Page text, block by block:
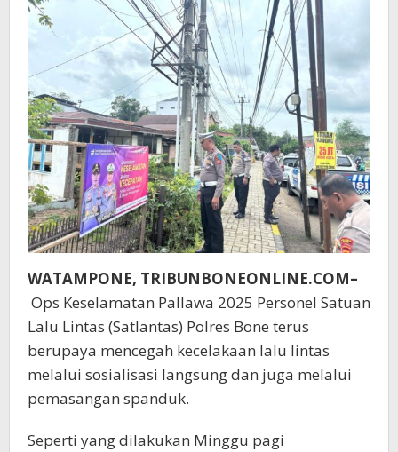
WATAMPONE, TRIBUNBONEONLINE.COM–
Ops Keselamatan Pallawa 2025 Personel Satuan
Lalu Lintas (Satlantas) Polres Bone terus
berupaya mencegah kecelakaan lalu lintas
melalui sosialisasi langsung dan juga melalui
pemasangan spanduk.
Seperti yang dilakukan Minggu pagi